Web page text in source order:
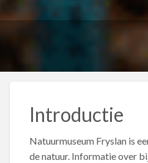
Introductie
Natuurmuseum Fryslan is
de natuur. Informatie over